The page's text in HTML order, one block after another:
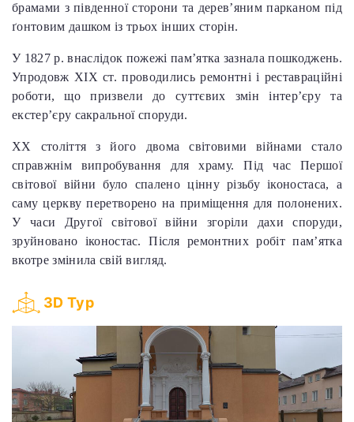
брамами з південної сторони та дерев’яним парканом під
ґонтовим дашком із трьох інших сторін.
У 1827 р. внаслідок пожежі пам’ятка зазнала пошкоджень.
Упродовж ХІХ ст. проводились ремонтні і реставраційні
роботи, що призвели до суттєвих змін інтер’єру та
екстер’єру сакральної споруди.
ХХ століття з його двома світовими війнами стало
справжнім випробування для храму. Під час Першої
світової війни було спалено цінну різьбу іконостаса, а
саму церкву перетворено на приміщення для полонених.
У часи Другої світової війни згоріли дахи споруди,
зруйновано іконостас. Після ремонтних робіт пам’ятка
вкотре змінила свій вигляд.
3D Тур